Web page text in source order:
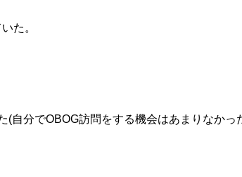
た。
(自分でOBOG訪問をする機会はあまりなかっ